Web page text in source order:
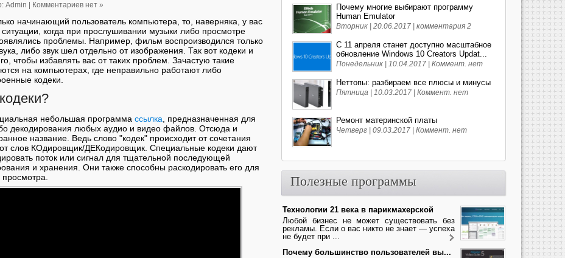
Admin Комментариев нет »
начинающий пользователь компьютера, то, наверняка, у вас
ситуации, когда при прослушивании музыки либо просмотре
проблемы. Например, фильм воспроизводился только
либо звук шел отдельно от изображения. Так вот кодеки и
чтобы избавлять вас от таких проблем. Зачастую такие
на компьютерах, где неправильно работают либо
кодеки.
небольшая программа ссылка , предназначенная для
декодирования любых аудио и видео файлов. Отсюда и
название. Ведь слово "кодек" происходит от сочетания
слов КОдировщик/ДЕКодировщик. Специальные кодеки дают
поток или сигнал для тщательной последующей
и хранения. Они также способны раскодировать его для
Почему многие выбирают программу
Human Emulator
Вторник | 20.06.2017 | комментария 2
С 11 апреля станет доступно масштабное
обновление Windows 10 Creators Updat...
Понедельник | 10.04.2017 | Коммент. нет
Неттопы: разбираем все плюсы и минусы
Пятница | 10.03.2017 | Коммент. нет
Ремонт материнской платы
Четверг | 09.03.2017 | Коммент. нет
Полезные программы
Технологии 21 века в парикмахерской
Любой бизнес не может существовать без
рекламы. Если о вас никто не знает — успеха
не будет при ...
Почему большинство пользователей вы...